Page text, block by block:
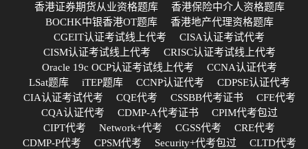
香港证券期货从业资格题库
香港保险中介人资格题库
BOCHK中银香港OT题库
香港地产代理资格题库
CGEIT认证考试线上代考
CISA认证考试代考
CISM认证考试线上代考
CRISC认证考试线上代考
Oracle 19c OCP认证考试线上代考
CCNA认证代考
LSat题库
iTEP题库 CCNP认证代考
CDPSE认证代考
CIA认证考试代考
CQE代考 CSSBB代考证书
CFE代考
CQA认证代考
CDMP-A代考证书
CPIM代考包过
CIPT代考
Network+代考 CGSS代考
CRE代考
CDMP-P代考
CPSM代考 Security+代考包过
CLTD代考